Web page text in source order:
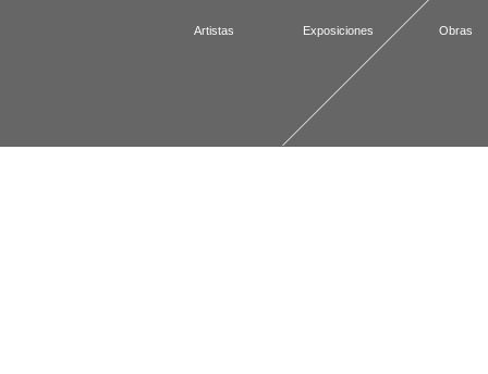
Artistas Exposiciones Obras